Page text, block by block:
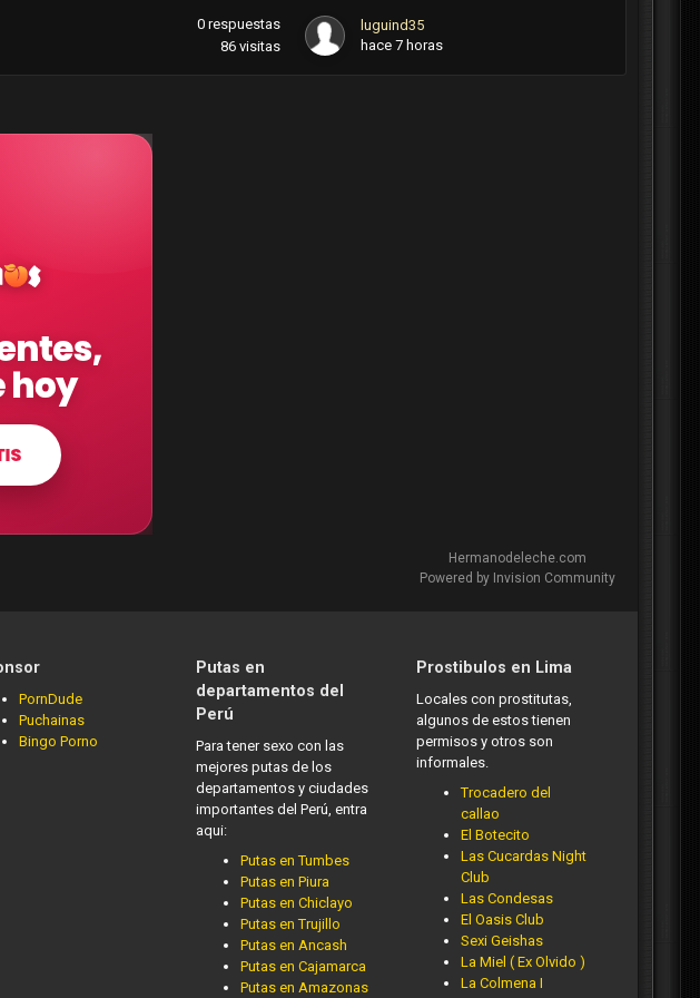
0 respuestas
86 visitas
luguind35
hace 7 horas
Hermanodeleche.com
Powered by Invision Community
PornDude
Puchainas
Bingo Porno
Putas en
departamentos del
Perú
Para tener sexo con las
mejores putas de los
departamentos y ciudades
importantes del Perú, entra
aqui:
Putas en Tumbes
Putas en Piura
Putas en Chiclayo
Putas en Trujillo
Putas en Ancash
Putas en Cajamarca
Putas en Amazonas
Prostibulos en Lima
Locales con prostitutas,
algunos de estos tienen
permisos y otros son
informales.
Trocadero del
callao
El Botecito
Las Cucardas Night
Club
Las Condesas
El Oasis Club
Sexi Geishas
La Miel ( Ex Olvido )
La Colmena I